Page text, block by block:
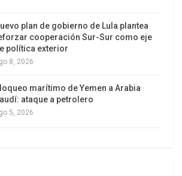
su imagen. Dos aviones
aterrizaron en Caracas
que habían bombardeado cinco
“simulacro de evacuación de
plan de gobierno de Lula plantea
cooperación Sur-Sur como eje
política exterior
8, 2026
marítimo de Yemen a Arabia
ataque a petrolero
5, 2026